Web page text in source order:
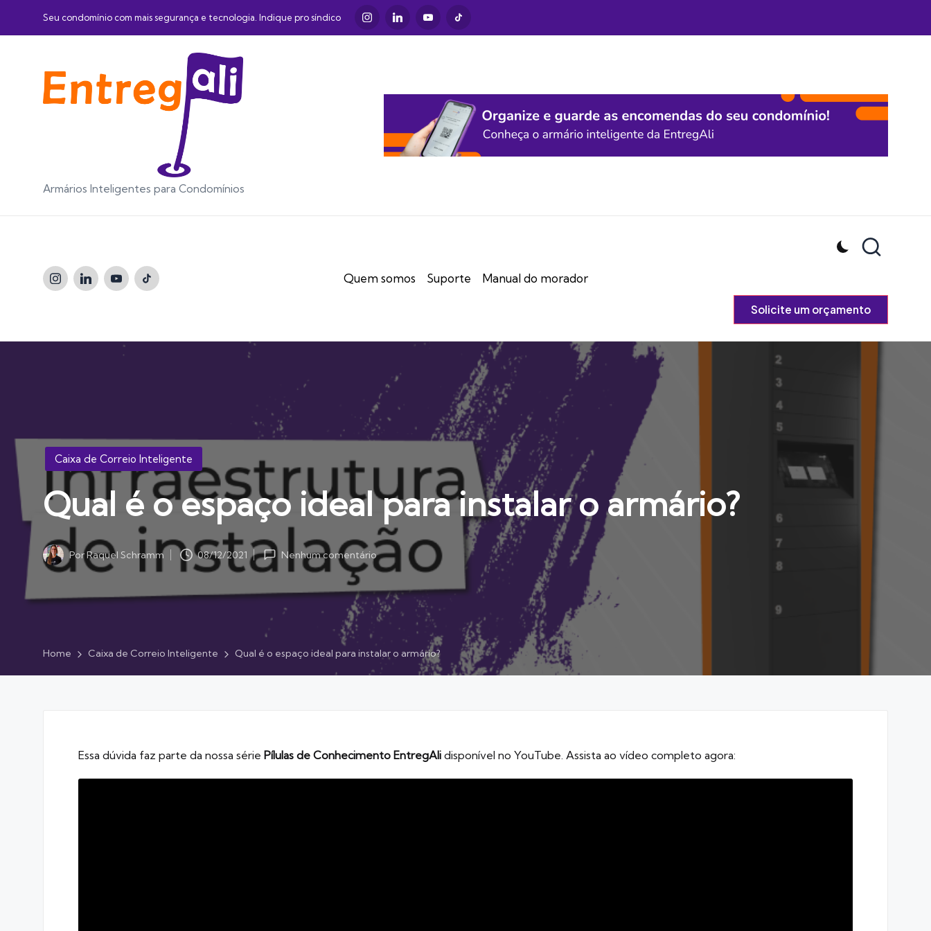
Seu condomínio com mais segurança e tecnologia. Indique pro síndico InstagramLinkedIn Youtube TikTok
Armários Inteligentes para Condomínios
InstagramLinkedInYoutubeTikTok Quem somos Suporte Manual do morador
Solicite um orçamento
Posted
in
Caixa de Correio Inteligente
Qual é o espaço ideal para instalar o armário?
Posted
by
PorRaquel Schramm 08/12/2021 Nenhum comentário
Home Caixa de Correio Inteligente Qual é o espaço ideal para instalar o armário?
Essa dúvida faz parte da nossa série Pílulas de Conhecimento EntregAli disponível no YouTube. Assista ao vídeo completo agora: